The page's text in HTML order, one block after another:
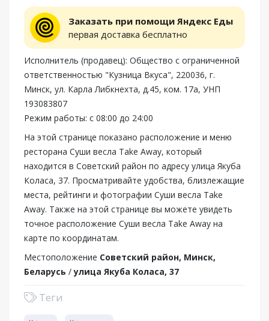
Заказать при помощи Яндекс Еды
первая доставка бесплатно
Исполнитель (продавец): Общество с ограниченной
ответственностью "Кузница Вкуса", 220036, г.
Минск, ул. Карла Либкнехта, д.45, ком. 17а, УНП
193083807
Режим работы: с 08:00 до 24:00
На этой странице показано расположение и меню
ресторана Суши весла Take Away, который
находится в Советский район по адресу улица Якуба
Коласа, 37. Просматривайте удобства, близлежащие
места, рейтинги и фотографии Суши весла Take
Away. Также на этой странице вы можете увидеть
точное расположение Суши весла Take Away на
карте по координатам.
Местоположение Советский район, Минск,
Беларусь /улица Якуба Коласа, 37
Теги